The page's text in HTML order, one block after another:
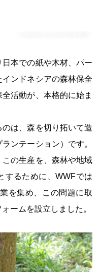
本での紙や木材、パー
ンドネシアの森林保全
活動が、本格的に始ま
は、森を切り拓いて造
ンテーション）です。
の生産を、森林や地域
するために、WWFでは
を集め、この問題に取
ームを設立しました。